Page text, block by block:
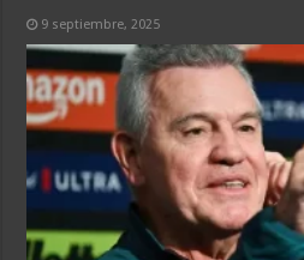
9 septiembre, 2025